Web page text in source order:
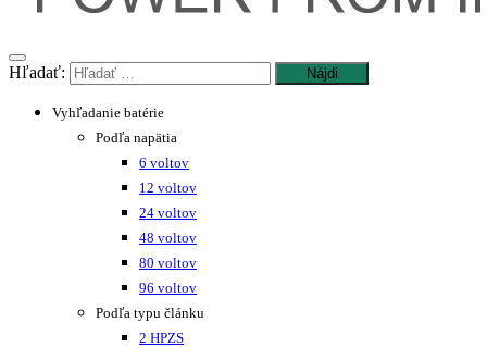
Hľadať:
Vyhľadanie batérie
Podľa napätia
6 voltov
12 voltov
24 voltov
48 voltov
80 voltov
96 voltov
Podľa typu článku
2 HPZS